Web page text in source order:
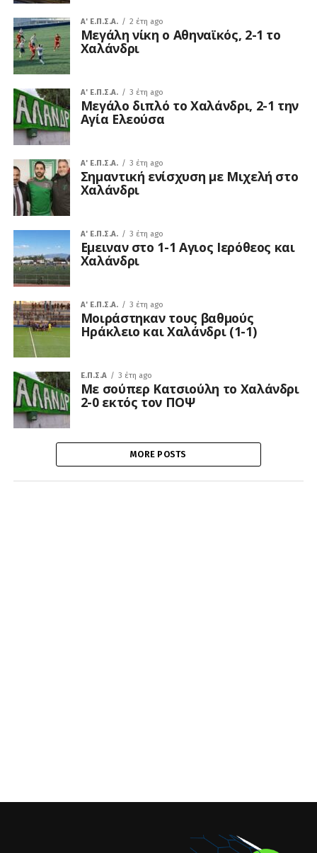
A' Ε.Π.Σ.Α. 2 έτη ago
Μεγάλη νίκη ο Αθηναϊκός, 2-1 το
Χαλάνδρι
A' Ε.Π.Σ.Α. 3 έτη ago
Μεγάλο διπλό το Χαλάνδρι, 2-1 την
Αγία Ελεούσα
A' Ε.Π.Σ.Α. 3 έτη ago
Σημαντική ενίσχυση με Μιχελή στο
Χαλάνδρι
A' Ε.Π.Σ.Α. 3 έτη ago
Εμειναν στο 1-1 Αγιος Ιερόθεος και
Χαλάνδρι
A' Ε.Π.Σ.Α. 3 έτη ago
Μοιράστηκαν τους βαθμούς
Ηράκλειο και Χαλάνδρι (1-1)
Ε.Π.Σ.Α 3 έτη ago
Με σούπερ Κατσιούλη το Χαλάνδρι
2-0 εκτός τον ΠΟΨ
MORE POSTS